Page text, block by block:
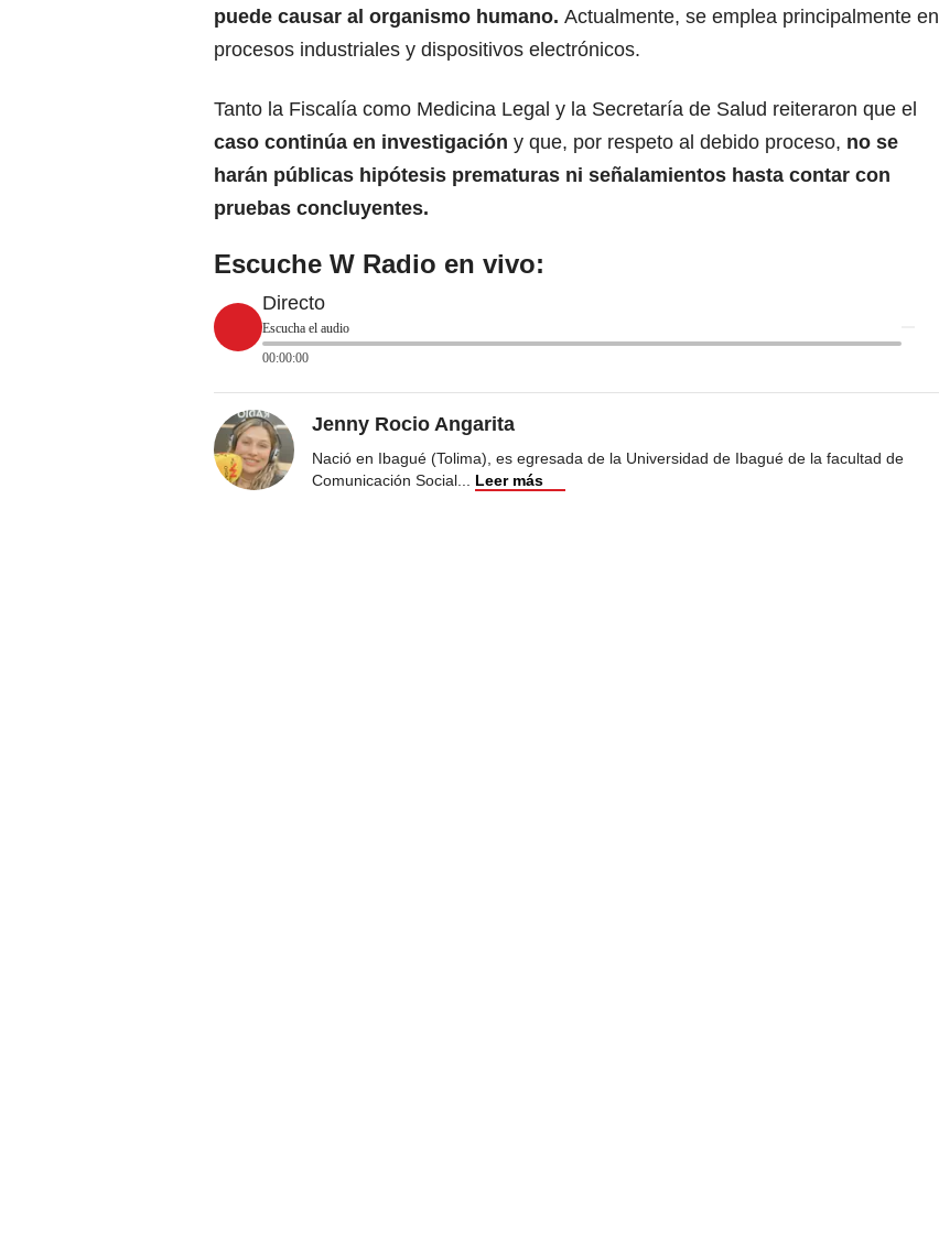
puede causar al organismo humano. Actualmente, se emplea principalmente en
procesos industriales y dispositivos electrónicos.
Tanto la Fiscalía como Medicina Legal y la Secretaría de Salud reiteraron que el
caso continúa en investigación y que, por respeto al debido proceso, no se
harán públicas hipótesis prematuras ni señalamientos hasta contar con
pruebas concluyentes.
Escuche W Radio en vivo:
Directo
Escucha el audio
00:00:00
Jenny Rocio Angarita
Nació en Ibagué (Tolima), es egresada de la Universidad de Ibagué de la facultad de
Comunicación Social... Leer más